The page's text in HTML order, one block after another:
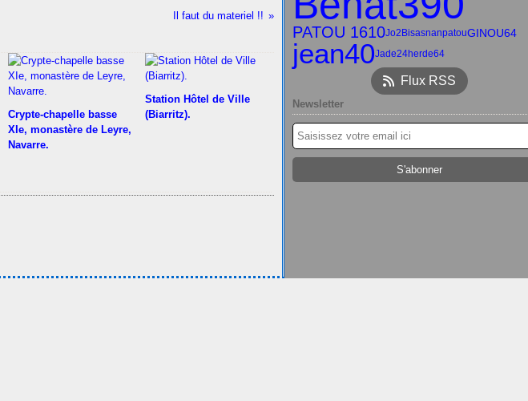
Il faut du materiel !!
Crypte-chapelle basse
XIe, monastère de Leyre,
Navarre.
Station Hôtel de Ville
(Biarritz).
PATOU 1610Jo2BisasnanpatouGINOU64
jean40Jade24herde64
Flux RSS
Newsletter